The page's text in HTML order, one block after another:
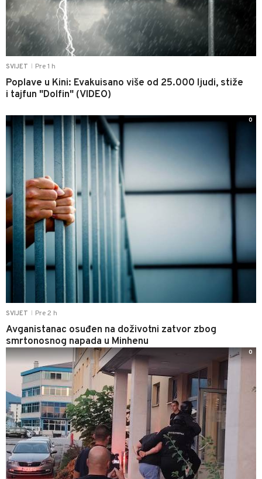
SVIJET Pre 1 h
Poplave u Kini: Evakuisano više od 25.000 ljudi, stiže
i tajfun "Dolfin" (VIDEO)
SVIJET Pre 2 h
Avganistanac osuđen na doživotni zatvor zbog
smrtonosnog napada u Minhenu
0
0